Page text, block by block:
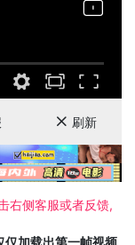
刷新
右侧客服或者反馈,
仅加载出第一帧视频,